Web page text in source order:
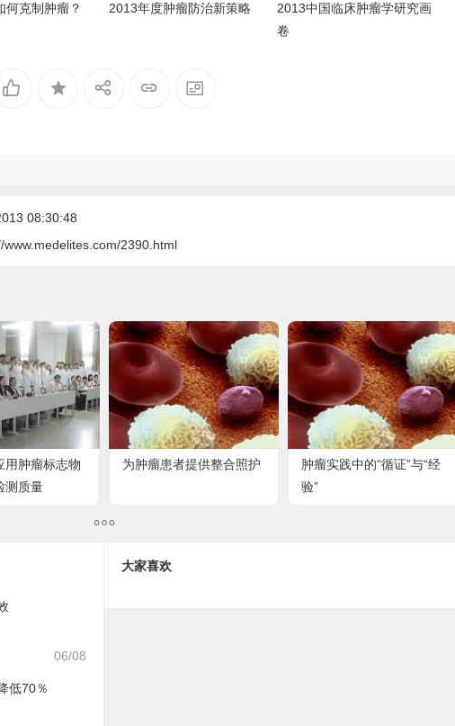
何克制肿瘤？ 2013年度肿瘤防治新策略
2013中国临床肿瘤学研究画
卷
08:30:48
www.medelites.com/2390.html
用肿瘤标志物
测质量
为肿瘤患者提供整合照护
肿瘤实践中的“循证”与“经
验”
06/08
低70％
大家喜欢